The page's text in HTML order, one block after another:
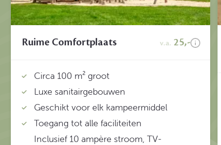
Ruime Comfortplaats v.a. 25,-
Circa 100 m² groot
Luxe sanitairgebouwen
Geschikt voor elk kampeermiddel
Toegang tot alle faciliteiten
Inclusief 10 ampère stroom, TV-